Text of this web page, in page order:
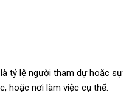
tỷ lệ người tham dự hoặc sự
hoặc nơi làm việc cụ thể.